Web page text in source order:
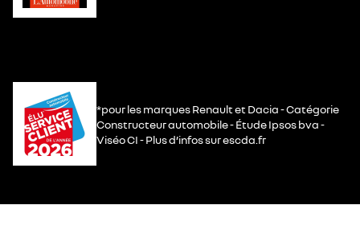
*pour les marques Renault et Dacia - Catégorie
Constructeur automobile - Étude Ipsos bva -
Viséo CI - Plus d’infos sur escda.fr